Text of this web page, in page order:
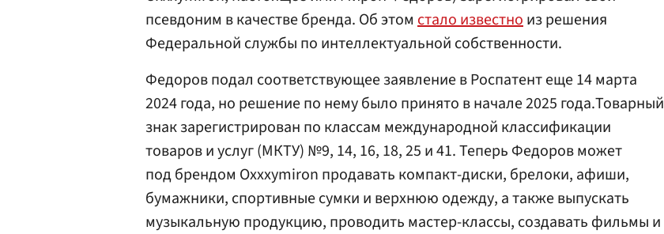
псевдоним в качестве бренда. Об этом стало известноиз решения
Федеральной службы по интеллектуальной собственности.
Федоров подал соответствующее заявление в Роспатент еще 14 марта
2024 года, но решение по нему было принято в начале 2025 года.Товарный
знак зарегистрирован по классам международной классификации
товаров и услуг (МКТУ) №9, 14, 16, 18, 25 и 41. Теперь Федоров может
под брендом Oxxxymiron продавать компакт-диски, брелоки, афиши,
бумажники, спортивные сумки и верхнюю одежду, а также выпускать
музыкальную продукцию, проводить мастер-классы, создавать фильмы и